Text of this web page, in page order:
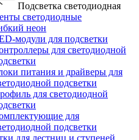
Подсветка светодиодная
светодиодные
неон
модули для подсветки
для светодиодной
питания и драйверы для
подсветки
для светодиодной
для
подсветки
для лестниц и ступеней